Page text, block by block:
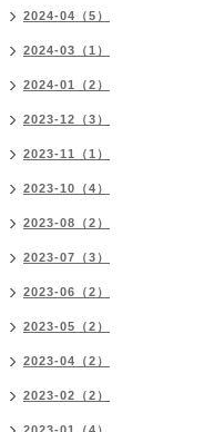
2024-04（5）
2024-03（1）
2024-01（2）
2023-12（3）
2023-11（1）
2023-10（4）
2023-08（2）
2023-07（3）
2023-06（2）
2023-05（2）
2023-04（2）
2023-02（2）